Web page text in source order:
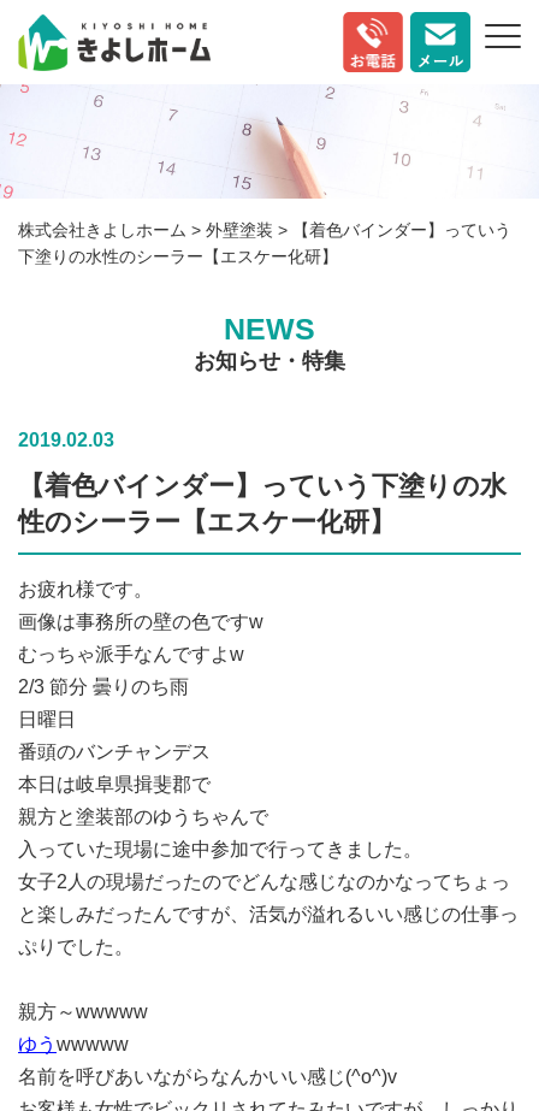
株式会社きよしホーム > 外壁塗装 >
【着色バインダー】っていう
下塗りの水性のシーラー【エスケー化研】
NEWS
お知らせ・特集
2019.02.03
【着色バインダー】っていう下塗りの水
性のシーラー【エスケー化研】
お疲れ様です。
画像は事務所の壁の色ですw
むっちゃ派手なんですよw
2/3 節分 曇りのち雨
日曜日
番頭のバンチャンデス
本日は岐阜県揖斐郡で
親方と塗装部のゆうちゃんで
入っていた現場に途中参加で行ってきました。
女子2人の現場だったのでどんな感じなのかなってちょっ
と楽しみだったんですが、活気が溢れるいい感じの仕事っ
ぷりでした。
親方～wwwww
ゆう wwwww
名前を呼びあいながらなんかいい感じ(^o^)v